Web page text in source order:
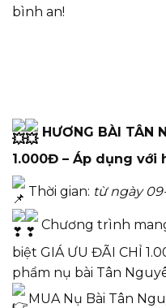
bình an!
HƯƠNG BÀI TÂN
1.000Đ – Áp dụng với
Thời gian: từ ngày
Chương trình
biệt GIÁ ƯU ĐÃI CHỈ
phẩm nụ bài Tân
MUA Nụ Bài Tân